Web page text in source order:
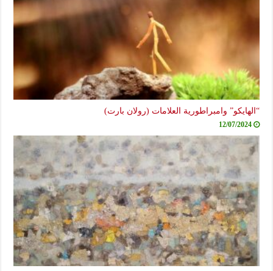
“الهايكو” وامبراطورية العلامات (رولان بارت)
12/07/2024